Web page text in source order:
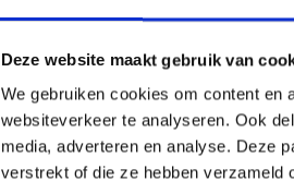
Deze website maakt gebruik van
We gebruiken cookies om content en
websiteverkeer te analyseren. Ook
media, adverteren en analyse. Deze
verstrekt of die ze hebben verzameld
2